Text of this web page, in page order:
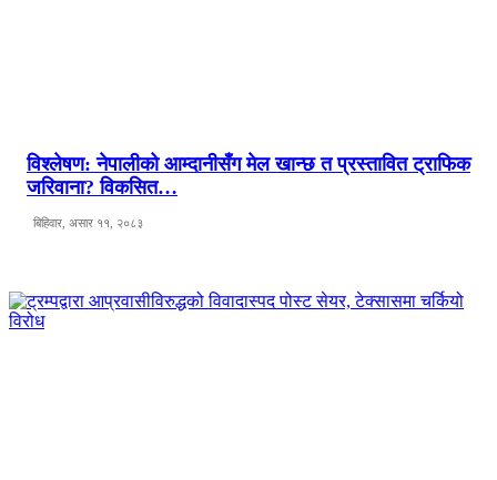
विश्लेषण: नेपालीको आम्दानीसँग मेल खान्छ त प्रस्तावित ट्राफिक
जरिवाना? विकसित…
बिहिवार, असार ११, २०८३